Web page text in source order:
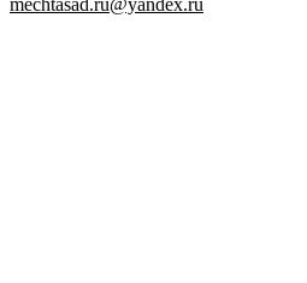
mechtasad.ru@yandex.ru